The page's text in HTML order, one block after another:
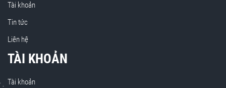
Tài khoản
Tin tức
Liên hệ
TÀI KHOẢN
Tài khoản